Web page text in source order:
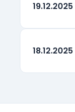
19.12.2025
18.12.2025